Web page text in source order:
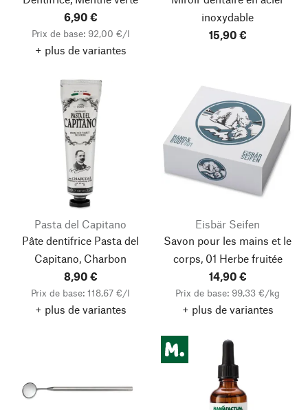
6,90 €
Prix de base: 92,00 €/l
+ plus de variantes
inoxydable
15,90 €
Pasta del Capitano
Pâte dentifrice Pasta del
Capitano, Charbon
8,90 €
Prix de base: 118,67 €/l
+ plus de variantes
Eisbär Seifen
Savon pour les mains et le
corps, 01 Herbe fruitée
14,90 €
Prix de base: 99,33 €/kg
+ plus de variantes